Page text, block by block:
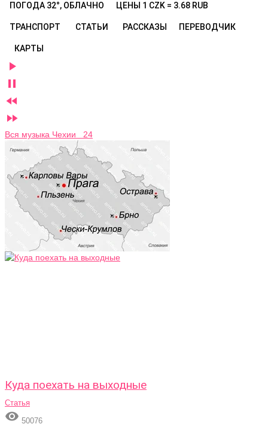
ПОГОДА 32°, ОБЛАЧНО ЦЕНЫ 1 CZK = 3.68 RUB
ТРАНСПОРТ СТАТЬИ РАССКАЗЫ ПЕРЕВОДЧИК
КАРТЫ




Вся музыка Чехии 24
Куда поехать на выходные
Статья
 50076